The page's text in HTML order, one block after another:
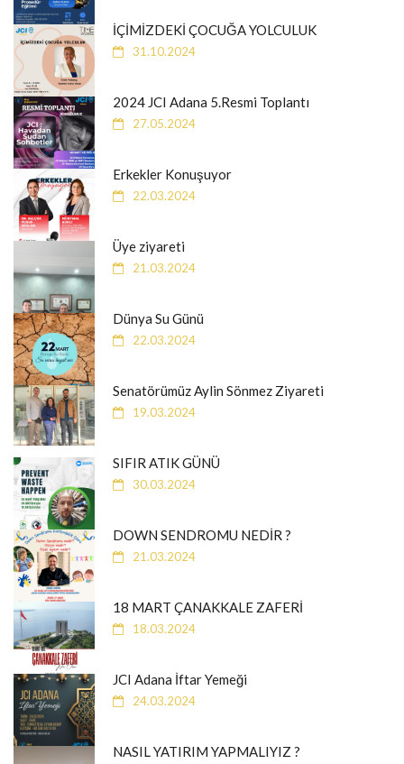
İÇİMİZDEKİ ÇOCUĞA YOLCULUK
31.10.2024
2024 JCI Adana 5.Resmi Toplantı
27.05.2024
Erkekler Konuşuyor
22.03.2024
Üye ziyareti
21.03.2024
Dünya Su Günü
22.03.2024
Senatörümüz Aylin Sönmez Ziyareti
19.03.2024
SIFIR ATIK GÜNÜ
30.03.2024
DOWN SENDROMU NEDİR ?
21.03.2024
18 MART ÇANAKKALE ZAFERİ
18.03.2024
JCI Adana İftar Yemeği
24.03.2024
NASIL YATIRIM YAPMALIYIZ ?